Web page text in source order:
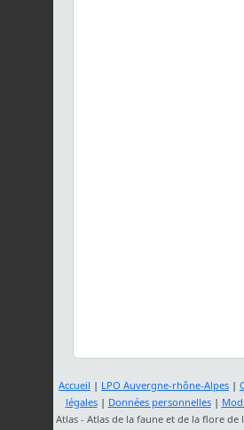
Accueil | LPO Auvergne-rhône-Alpes |
légales| Données personnelles|
Atlas - Atlas de la faune et de la flore